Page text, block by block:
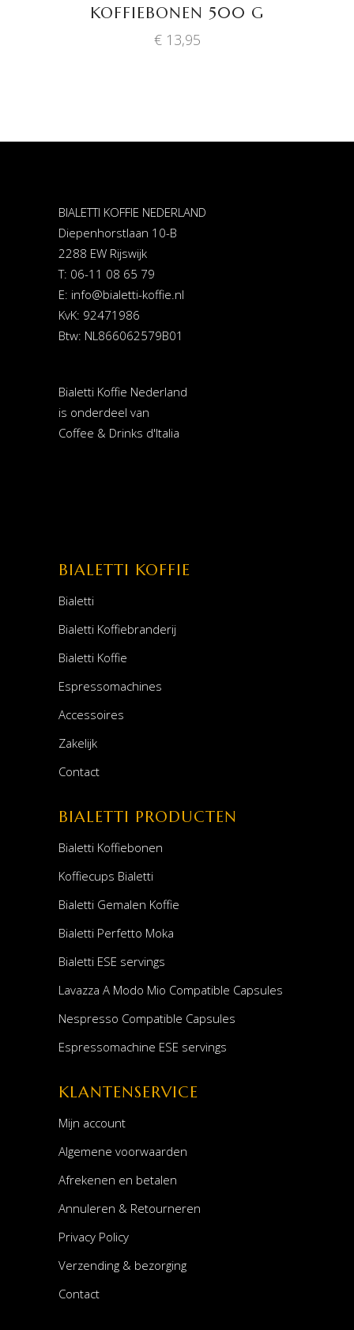
KOFFIEBONEN 500 G
€13,95
BIALETTI KOFFIE NEDERLAND
Diepenhorstlaan 10-B
2288 EW Rijswijk
T: 06-11 08 65 79
E: info@bialetti-koffie.nl
KvK: 92471986
Btw: NL866062579B01
Bialetti Koffie Nederland
is onderdeel van
Coffee & Drinks d'Italia
BIALETTI KOFFIE
Bialetti
Bialetti Koffiebranderij
Bialetti Koffie
Espressomachines
Accessoires
Zakelijk
Contact
BIALETTI PRODUCTEN
Bialetti Koffiebonen
Koffiecups Bialetti
Bialetti Gemalen Koffie
Bialetti Perfetto Moka
Bialetti ESE servings
Lavazza A Modo Mio Compatible Capsules
Nespresso Compatible Capsules
Espressomachine ESE servings
KLANTENSERVICE
Mijn account
Algemene voorwaarden
Afrekenen en betalen
Annuleren & Retourneren
Privacy Policy
Verzending & bezorging
Contact